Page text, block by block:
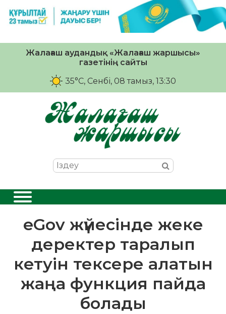
Жалағаш аудандық «Жалағаш жаршысы»
газетінің сайты
35°C, Сенбі, 08 тамыз, 13:30
eGov жүйесінде жеке
деректер таралып
кетуін тексере алатын
жаңа функция пайда
болады